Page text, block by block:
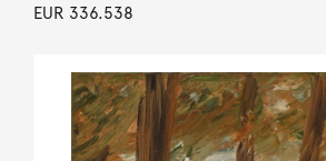
EUR 336.538